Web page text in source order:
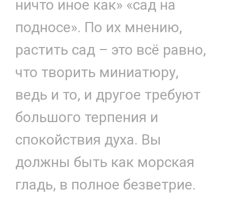
ничто иное как» «сад на
подносе». По их мнению,
растить сад – это всё равно,
что творить миниатюру,
ведь и то, и другое требуют
большого терпения и
спокойствия духа. Вы
должны быть как морская
гладь, в полное безветрие.